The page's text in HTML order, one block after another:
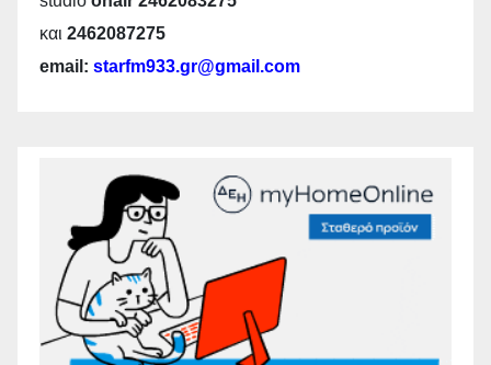
και 2462087275
email: starfm933.gr@gmail.com